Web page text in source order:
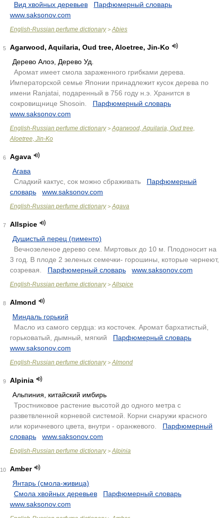
Вид хвойных деревьев Парфюмерный словарь
www.saksonov.com
English-Russian perfume dictionary> Abies
5
Agarwood, Aquilaria, Oud tree, Aloetree, Jin-Ko
Дерево Алоэ, Дерево Уд.
Аромат имеет смола зараженного грибками дерева.
Императорской семье Японии принадлежит кусок дерева по
имени Ranjatai, подаренный в 756 году н.э. Хранится в
сокровищнице Shosoin.
Парфюмерный словарь
www.saksonov.com
English-Russian perfume dictionary> Agarwood, Aquilaria, Oud tree,
Aloetree, Jin-Ko
6
Agava
Агава
Сладкий кактус, сок можно сбраживать
Парфюмерный
словарь
www.saksonov.com
English-Russian perfume dictionary> Agava
7
Allspice
Душистый перец (пименто)
Вечнозеленое дерево сем. Миртовых до 10 м. Плодоносит на
3 год. В плоде 2 зеленых семечки- горошины, которые чернеют,
созревая.
Парфюмерный словарь www.saksonov.com
English-Russian perfume dictionary> Allspice
8
Almond
Миндаль горький
Масло из самого сердца: из косточек. Аромат бархатистый,
горьковатый, дымный, мягкий
Парфюмерный словарь
www.saksonov.com
English-Russian perfume dictionary> Almond
9
Alpinia
Альпиния, китайский имбирь
Тростниковое растение высотой до одного метра с
разветвленной корневой системой. Корни снаружи красного
или коричневого цвета, внутри - оранжевого.
Парфюмерный
словарь
www.saksonov.com
English-Russian perfume dictionary> Alpinia
10
Amber
Янтарь (смола-живица)
Смола хвойных деревьев Парфюмерный словарь
www.saksonov.com